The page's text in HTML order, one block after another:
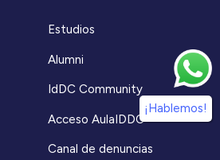
Estudios
Alumni
IdDC Community
Acceso AulaIDDC
Canal de denuncias
¡Hablemos!